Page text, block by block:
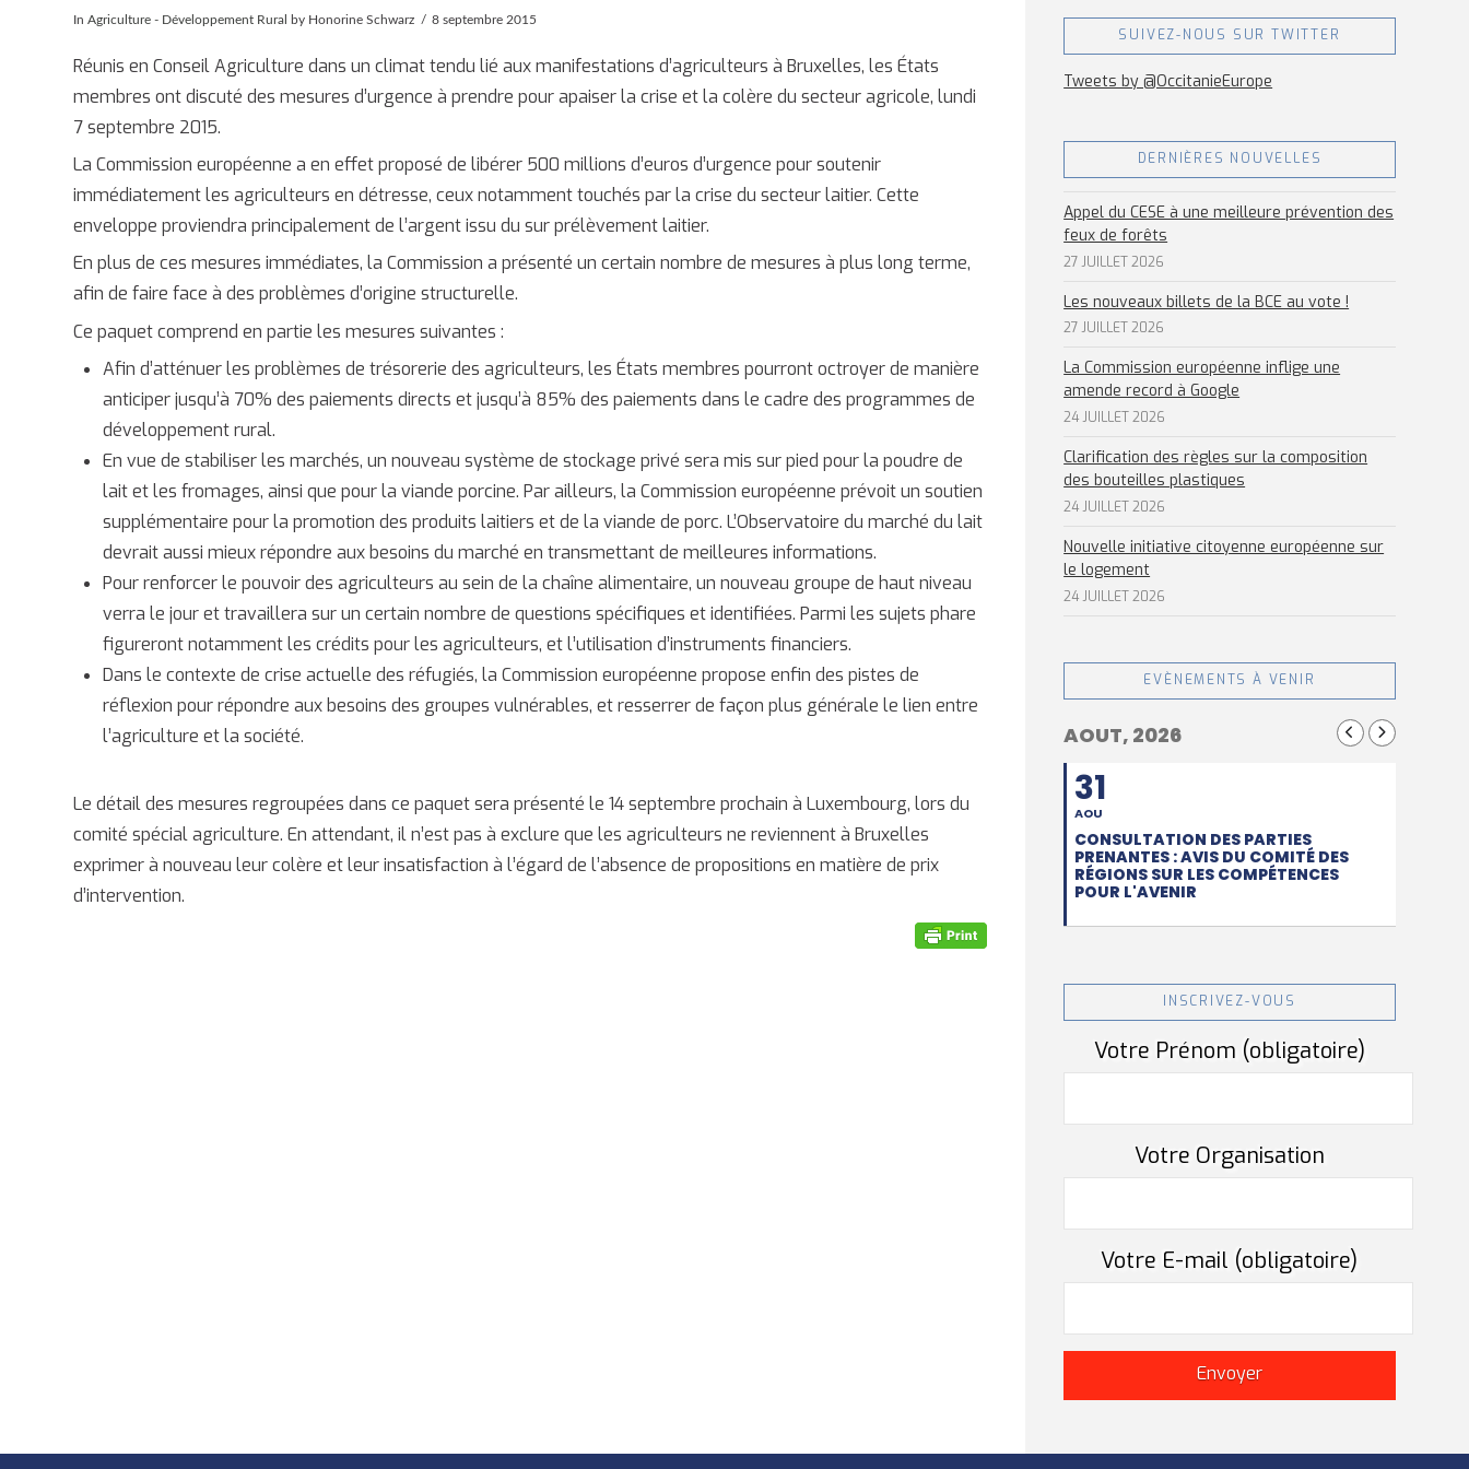
InAgriculture - Développement Rural by Honorine Schwarz 8 septembre 2015
Réunis en Conseil Agriculture dans un climat tendu lié aux manifestations d’agriculteurs à Bruxelles, les États
membres ont discuté des mesures d’urgence à prendre pour apaiser la crise et la colère du secteur agricole, lundi
7 septembre 2015.
La Commission européenne a en effet proposé de libérer 500 millions d’euros d’urgence pour soutenir
immédiatement les agriculteurs en détresse, ceux notamment touchés par la crise du secteur laitier. Cette
enveloppe proviendra principalement de l’argent issu du sur prélèvement laitier.
En plus de ces mesures immédiates, la Commission a présenté un certain nombre de mesures à plus long terme,
afin de faire face à des problèmes d’origine structurelle.
Ce paquet comprend en partie les mesures suivantes :
Afin d’atténuer les problèmes de trésorerie des agriculteurs, les États membres pourront octroyer de manière
anticiper jusqu’à 70% des paiements directs et jusqu’à 85% des paiements dans le cadre des programmes de
développement rural.
En vue de stabiliser les marchés, un nouveau système de stockage privé sera mis sur pied pour la poudre de
lait et les fromages, ainsi que pour la viande porcine. Par ailleurs, la Commission européenne prévoit un soutien
supplémentaire pour la promotion des produits laitiers et de la viande de porc. L’Observatoire du marché du lait
devrait aussi mieux répondre aux besoins du marché en transmettant de meilleures informations.
Pour renforcer le pouvoir des agriculteurs au sein de la chaîne alimentaire, un nouveau groupe de haut niveau
verra le jour et travaillera sur un certain nombre de questions spécifiques et identifiées. Parmi les sujets phare
figureront notamment les crédits pour les agriculteurs, et l’utilisation d’instruments financiers.
Dans le contexte de crise actuelle des réfugiés, la Commission européenne propose enfin des pistes de
réflexion pour répondre aux besoins des groupes vulnérables, et resserrer de façon plus générale le lien entre
l’agriculture et la société.
Le détail des mesures regroupées dans ce paquet sera présenté le 14 septembre prochain à Luxembourg, lors du
comité spécial agriculture. En attendant, il n’est pas à exclure que les agriculteurs ne reviennent à Bruxelles
exprimer à nouveau leur colère et leur insatisfaction à l’égard de l’absence de propositions en matière de prix
d’intervention.
SUIVEZ-NOUS SUR TWITTER
Tweets by @OccitanieEurope
DERNIÈRES NOUVELLES
Appel du CESE à une meilleure prévention des
feux de forêts
27 JUILLET 2026
Les nouveaux billets de la BCE au vote !
27 JUILLET 2026
La Commission européenne inflige une
amende record à Google
24 JUILLET 2026
Clarification des règles sur la composition
des bouteilles plastiques
24 JUILLET 2026
Nouvelle initiative citoyenne européenne sur
le logement
24 JUILLET 2026
EVÈNEMENTS À VENIR
AOUT, 2026
31
AOU
CONSULTATION DES PARTIES
PRENANTES : AVIS DU COMITÉ DES
RÉGIONS SUR LES COMPÉTENCES
POUR L'AVENIR
INSCRIVEZ-VOUS
Votre Prénom (obligatoire)
Votre Organisation
Votre E-mail (obligatoire)